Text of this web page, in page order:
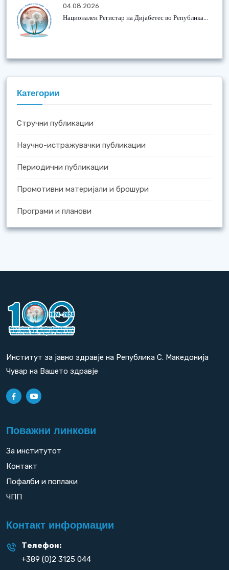
04.08.2026
Национален Регистар на Дијабетес во Република...
Категории
Стручни публикации
Научно-истражувачки публикации
Периодични публикации
Промотивни материјали и брошури
Програми и планови
Институт за јавно здравје на Република С. Македонија
Чувар на Вашето здравје
Поважни линкови
За институтот
Контакт
Пофалби и поплаки
ЧПП
Контакт информации
Телефон:
+389 (0)2 3125 044